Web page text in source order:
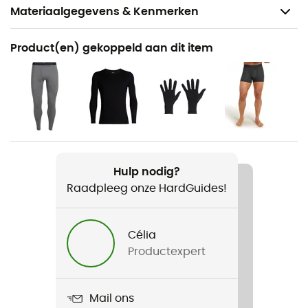
Materiaalgegevens & Kenmerken
Aanbevolen voor
Wandelen / Alpine Skiën / Tourskiën / Trekking /
Dagelijks Leven / Skiën / Snowboard / Freeride Skiën
Heren
260 Tech Leggings
Product(en) gekoppeld aan dit item
Hulp nodig?
Raadpleeg onze HardGuides!
Célia
Productexpert
Mail ons